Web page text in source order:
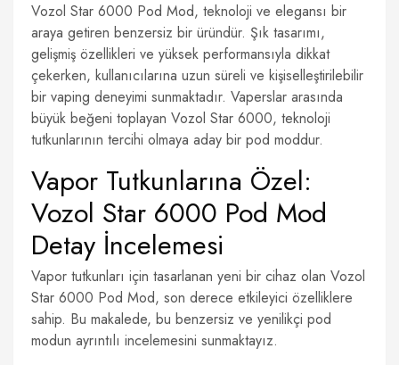
Vozol Star 6000 Pod Mod, teknoloji ve elegansı bir
araya getiren benzersiz bir üründür. Şık tasarımı,
gelişmiş özellikleri ve yüksek performansıyla dikkat
çekerken, kullanıcılarına uzun süreli ve kişiselleştirilebilir
bir vaping deneyimi sunmaktadır. Vaperslar arasında
büyük beğeni toplayan Vozol Star 6000, teknoloji
tutkunlarının tercihi olmaya aday bir pod moddur.
Vapor Tutkunlarına Özel:
Vozol Star 6000 Pod Mod
Detay İncelemesi
Vapor tutkunları için tasarlanan yeni bir cihaz olan Vozol
Star 6000 Pod Mod, son derece etkileyici özelliklere
sahip. Bu makalede, bu benzersiz ve yenilikçi pod
modun ayrıntılı incelemesini sunmaktayız.